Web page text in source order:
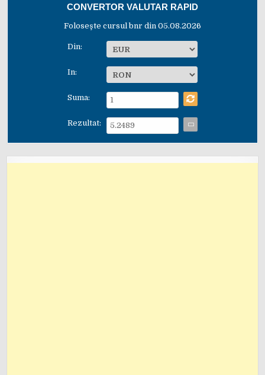
CONVERTOR VALUTAR RAPID
Foloseşte cursul bnr din 05.08.2026
Din:
In:
Suma:
Rezultat: